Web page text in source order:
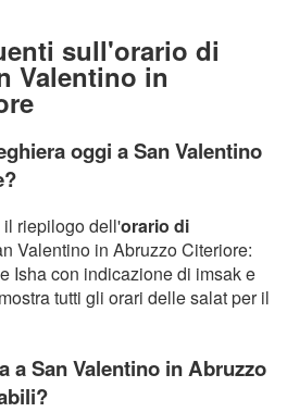
sull'orario di
Valentino in
oggi a San Valentino
riepilogo dell'orario di
Valentino in Abruzzo Citeriore:
Isha con indicazione di imsak e
tutti gli orari delle salat per il
a San Valentino in Abruzzo